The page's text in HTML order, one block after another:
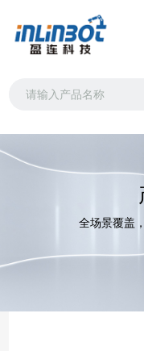
全场景覆盖